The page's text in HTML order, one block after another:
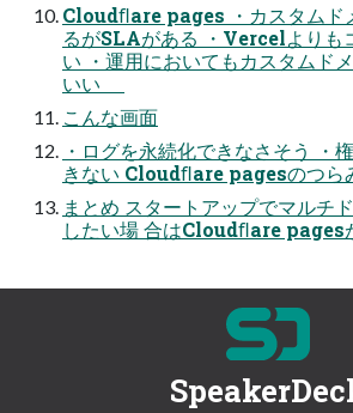
Cloudﬂare pages ・カスタムド
るがSLAがある ・Vercelよりも
い ・運用においてもカスタムド
いい
こんな画面
・ログを永続化できなさそう ・
きない Cloudﬂare pagesのつら
まとめ スタートアップでマルチ
したい場 合はCloudﬂare pages